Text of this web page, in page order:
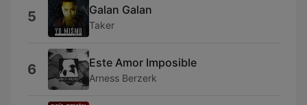
5 Galan Galan
Taker
6 Este Amor Imposible
Arness Berzerk